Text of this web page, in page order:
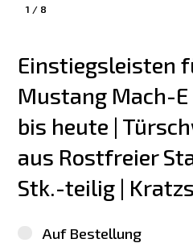
1 / 8
Einstiegsleisten
Mustang Mach-E
bis heute |
aus Rostfreier
Stk.-teilig |
Auf Bestellung